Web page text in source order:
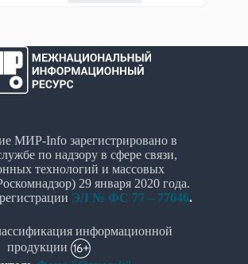
МИР-Info зарегистрировано в
по надзору в сфере связи,
технологий и массовых
29 января 2020 года.
ЭЛ № ФС 77 – 77646.
информационной
продукции